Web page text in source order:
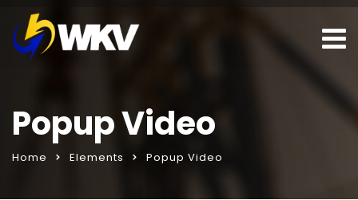
Popup Video
Home Elements Popup Video